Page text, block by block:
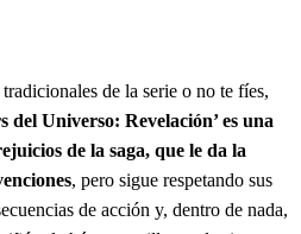
de la serie o no te fíes,
del Universo: Revelación’ es una
de la saga, que le da la
, pero sigue respetando sus
de acción y, dentro de nada,